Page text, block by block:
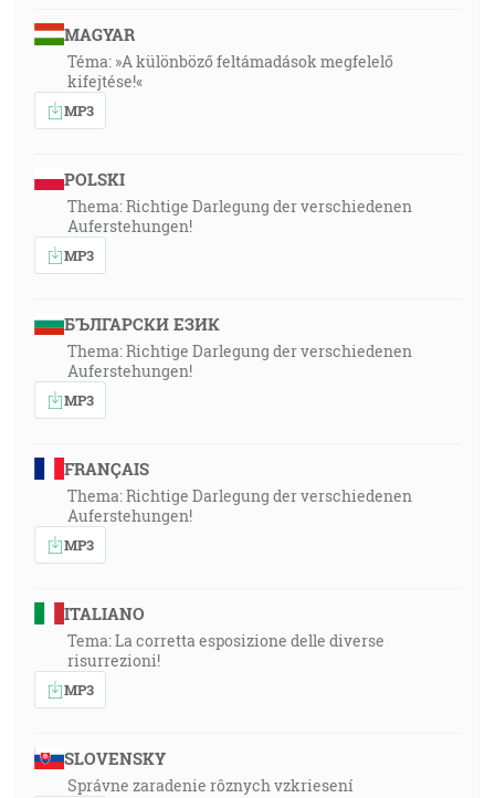
MAGYAR
Téma: »A különböző feltámadások megfelelő
kifejtése!«
MP3
POLSKI
Thema: Richtige Darlegung der verschiedenen
Auferstehungen!
MP3
БЪЛГАРСКИ ЕЗИК
Thema: Richtige Darlegung der verschiedenen
Auferstehungen!
MP3
FRANÇAIS
Thema: Richtige Darlegung der verschiedenen
Auferstehungen!
MP3
ITALIANO
Tema: La corretta esposizione delle diverse
risurrezioni!
MP3
SLOVENSKY
Správne zaradenie rôznych vzkriesení